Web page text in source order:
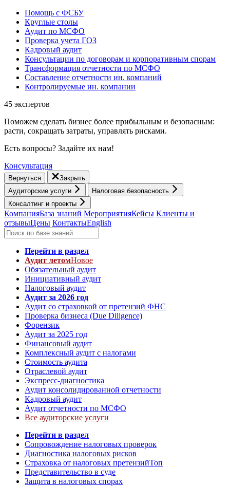
Помощь с ФСБУ
Круглые столы
Аудит по МСФО
Проверка учета ГОЗ
Кадровый аудит
Консультации по договорам и корпоративным спорам
Трансформация отчетности по МСФО
Составление отчетности ин. компаний
Контролируемые ин. компании
45 экспертов
Поможем сделать бизнес более прибыльным и безопасным:
расти, cокращать затраты, управлять рисками.
Есть вопросы? Задайте их нам!
Консультация
Вернуться
Закрыть
Аудиторские услуги
Налоговая безопасность
Консалтинг и проекты
КомпанияБаза знаний МероприятияКейсы Клиенты и
отзывыЦены КонтактыEnglish
Перейти в раздел
Аудит летомНовое
Обязательный аудит
Инициативный аудит
Налоговый аудит
Аудит за 2026 год
Аудит со страховкой от претензий ФНС
Проверка бизнеса (Due Diligence)
Форензик
Аудит за 2025 год
Финансовый аудит
Комплексный аудит с налогами
Стоимость аудита
Отраслевой аудит
Экспресс-диагностика
Аудит консолидированной отчетности
Кадровый аудит
Аудит отчетности по МСФО
Все аудиторские услуги
Перейти в раздел
Сопровождение налоговых проверок
Диагностика налоговых рисков
Страховка от налоговых претензийТоп
Представительство в суде
Защита в налоговых спорах